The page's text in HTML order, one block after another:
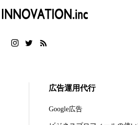
広告運用代行
Google広告